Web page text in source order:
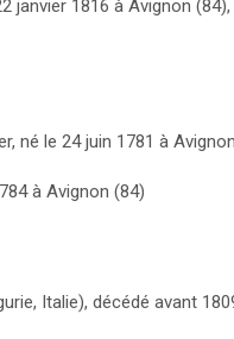
janvier 1816 à Avignon (84),
né le 24 juin 1781 à
à Avignon (84)
Italie), décédé avant